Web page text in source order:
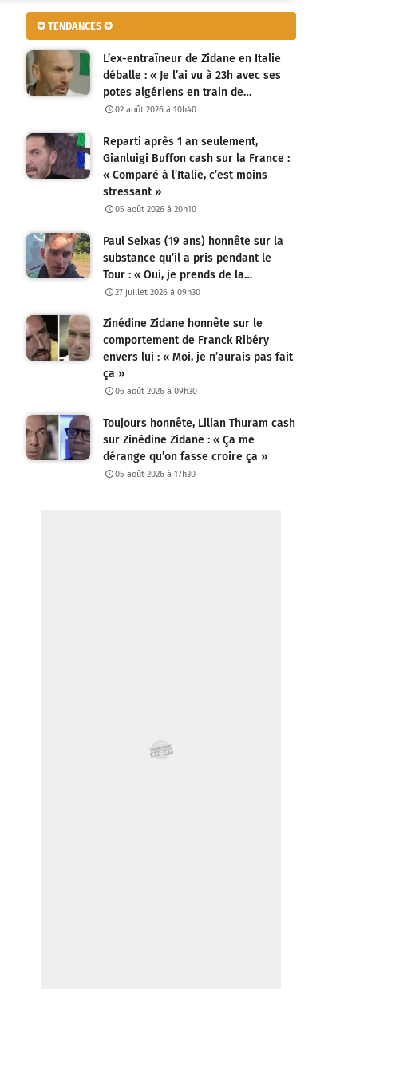
✪ TENDANCES ✪
L’ex-entraîneur de Zidane en Italie
déballe : « Je l’ai vu à 23h avec ses
potes algériens en train de…
02 août 2026 à 10h40
Reparti après 1 an seulement,
Gianluigi Buffon cash sur la France :
« Comparé à l’Italie, c’est moins
stressant »
05 août 2026 à 20h10
Paul Seixas (19 ans) honnête sur la
substance qu’il a pris pendant le
Tour : « Oui, je prends de la…
27 juillet 2026 à 09h30
Zinédine Zidane honnête sur le
comportement de Franck Ribéry
envers lui : « Moi, je n’aurais pas fait
ça »
06 août 2026 à 09h30
Toujours honnête, Lilian Thuram cash
sur Zinédine Zidane : « Ça me
dérange qu’on fasse croire ça »
05 août 2026 à 17h30